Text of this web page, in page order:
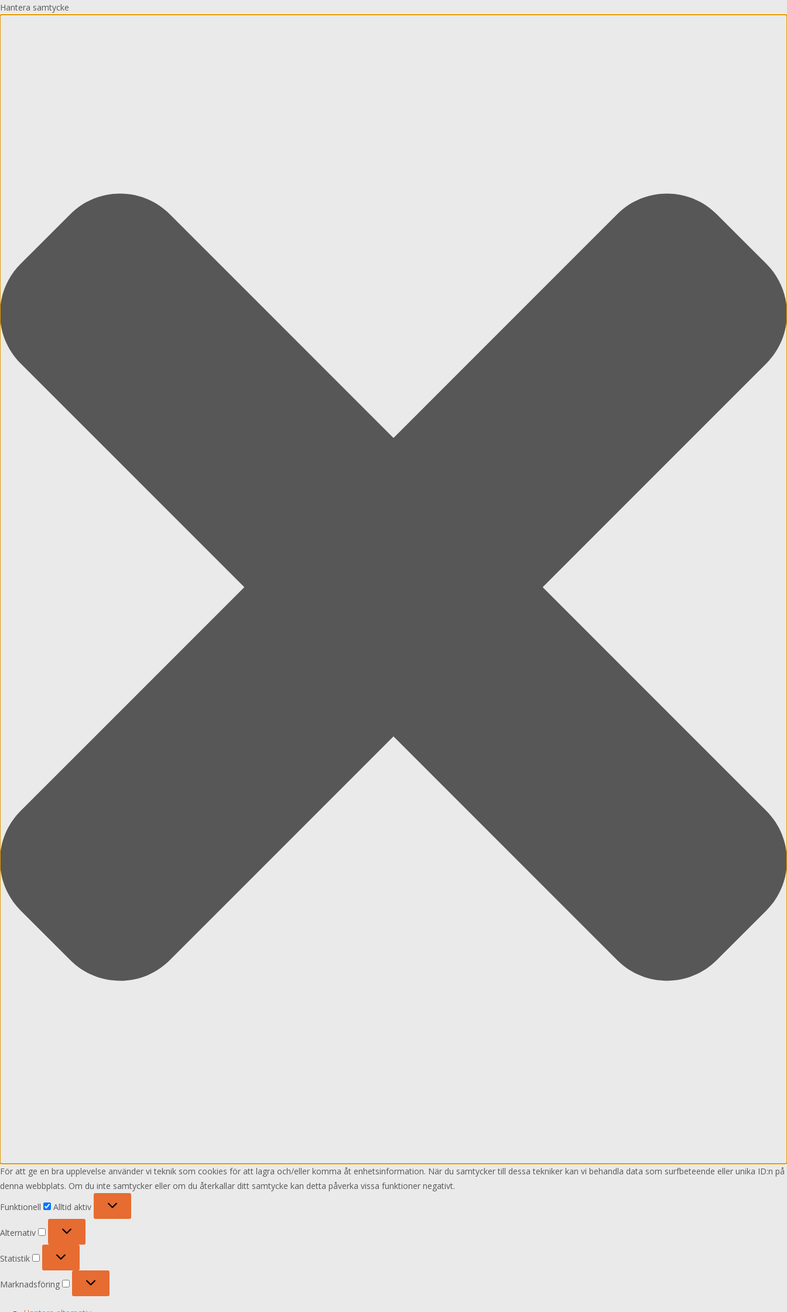
Hantera samtycke
För att ge en bra upplevelse använder vi teknik som cookies för att lagra och/eller komma åt enhetsinformation. När du samtycker till dessa tekniker kan vi behandla data som surfbeteende eller unika ID:n på
denna webbplats. Om du inte samtycker eller om du återkallar ditt samtycke kan detta påverka vissa funktioner negativt.
Funktionell
Alltid aktiv
Alternativ
Alternativ
Statistik
Statistik
Marknadsföring
Marknadsföring